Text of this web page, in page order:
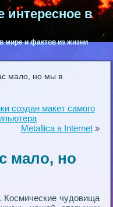
интересное в
мире и фактов из жизни
мало, но мы в
создан макет самого
Metallica в Internet»
мало, но
Космические чудовища